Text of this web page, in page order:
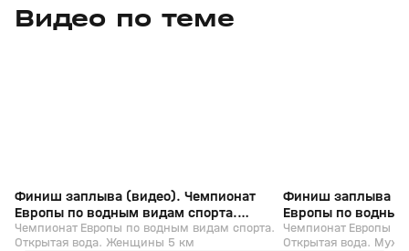
Видео по теме
05 авг, 17:25
Финиш заплыва (видео). Чемпионат
Европы по водным видам спорта.
Открытая вода. Женщины 5 км
Чемпионат Европы по водным видам спорта.
Открытая вода. Женщины 5 км
Финиш заплыва
Европы по
Открытая вода.
Чемпионат Европы
Открытая вода.